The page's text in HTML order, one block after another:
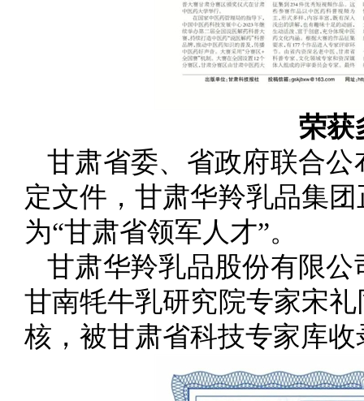
荣获
甘肃省委、省政府联合
定文件，甘肃华羚乳品集
为“甘肃省领军人才”。
甘肃华羚乳品股份有限
甘南牦牛乳研究院专家宋
核，被甘肃省科技专家库收